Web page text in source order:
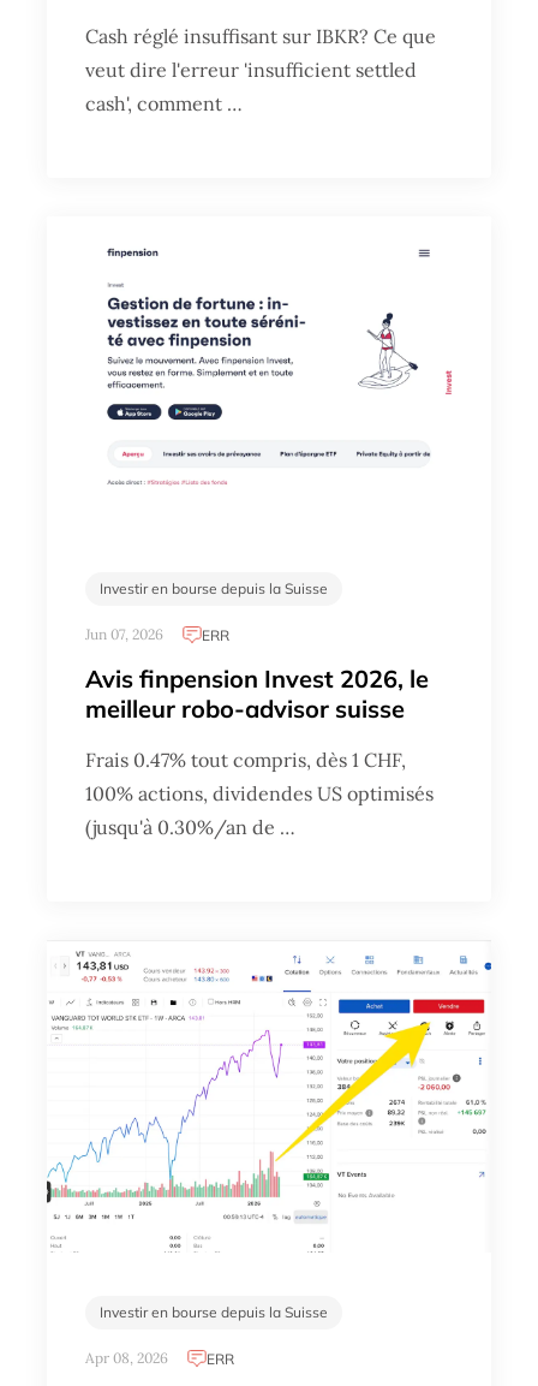
Cash réglé insuffisant sur IBKR? Ce que
veut dire l'erreur 'insufficient settled
cash', comment …
Investir en bourse depuis la Suisse
Jun 07, 2026 ERR
Avis finpension Invest 2026, le
meilleur robo-advisor suisse
Frais 0.47% tout compris, dès 1 CHF,
100% actions, dividendes US optimisés
(jusqu'à 0.30%/an de …
Investir en bourse depuis la Suisse
Apr 08, 2026 ERR